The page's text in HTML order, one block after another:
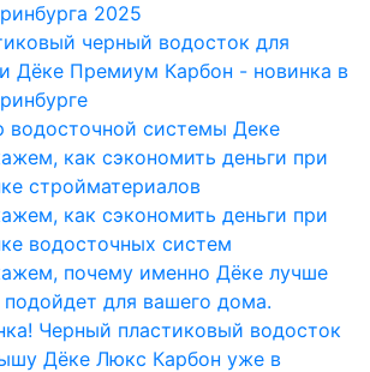
2025
черный водосток для
Дёке Премиум Карбон - новинка в
водосточной системы Деке
как сэкономить деньги при
стройматериалов
как сэкономить деньги при
водосточных систем
почему именно Дёке лучше
подойдет для вашего дома.
Черный пластиковый водосток
Дёке Люкс Карбон уже в